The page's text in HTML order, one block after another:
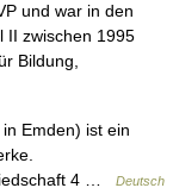
und war in den
II zwischen 1995
Bildung,
Emden) ist ein
4 …
Deutsch